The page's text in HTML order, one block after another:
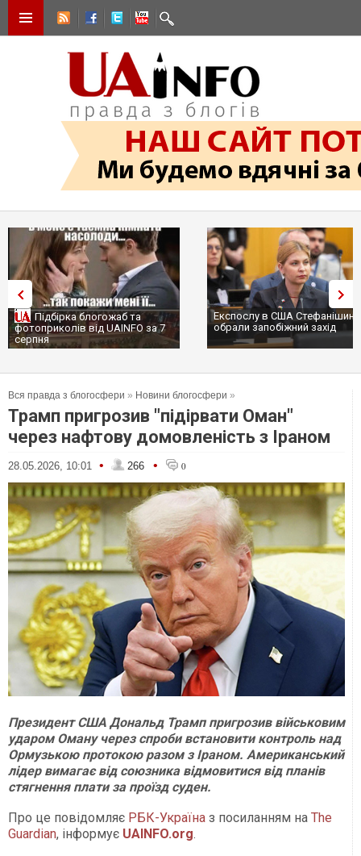
Підбірка блогожаб та
фотоприколів від UAINFO за 7
серпня
Експослу в США
обрали запобіжний захід
Вся правда з блогосфери » Новини блогосфери »
Трамп пригрозив "підірвати Оман"
через нафтову домовленість з Іраном
28.05.2026, 10:01 • 266 • 0
Президент США Дональд Трамп пригрозив військовим
ударом Оману через спроби встановити контроль над
Ормузькою протокою разом з Іраном. Американський
лідер вимагає від союзника відмовитися від планів
стягнення плати за проїзд суден.
Про це повідомляє РБК-Україна з посиланням на The
Guardian, інформує UAINFO.org.